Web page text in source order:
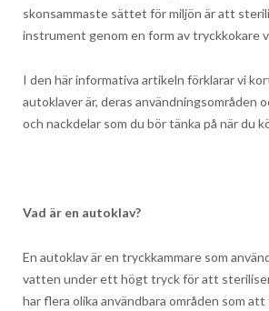
skonsammaste sättet för miljön är att
instrument genom en form av tryckkokare
I den här informativa artikeln förklarar vi
autoklaver är, deras användningsområden
och nackdelar som du bör tänka på när du
Vad är en autoklav?
En autoklav är en tryckkammare som
vatten under ett högt tryck för att
har flera olika användbara områden som